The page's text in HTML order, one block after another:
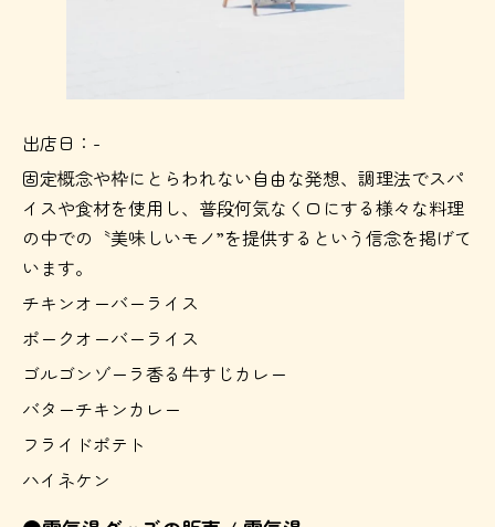
出店日：-
固定概念や枠にとらわれない自由な発想、調理法でスパ
イスや食材を使用し、普段何気なく口にする様々な料理
の中での〝美味しいモノ”を提供するという信念を掲げて
います。
チキンオーバーライス
ポークオーバーライス
ゴルゴンゾーラ香る牛すじカレー
バターチキンカレー
フライドポテト
ハイネケン